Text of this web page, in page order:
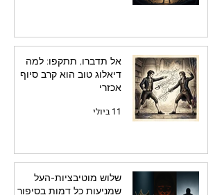
אל תדברו, תתקפו: למה
דיאלוג טוב הוא קרב סיוף
אכזרי
11 ביולי
שלוש מוטיבציות-העל
שמניעות כל דמות בסיפור